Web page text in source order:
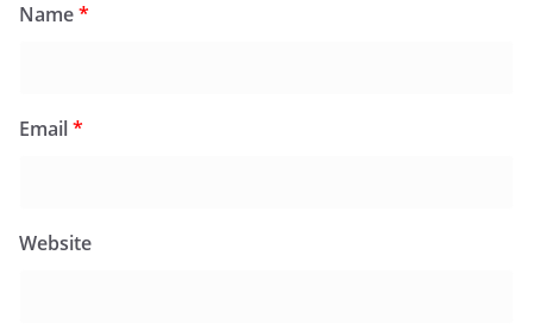
Name*
Email*
Website